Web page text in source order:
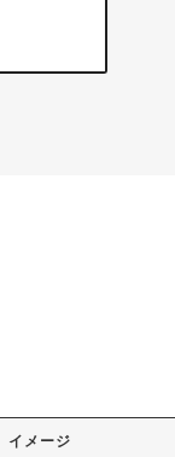
イメージ